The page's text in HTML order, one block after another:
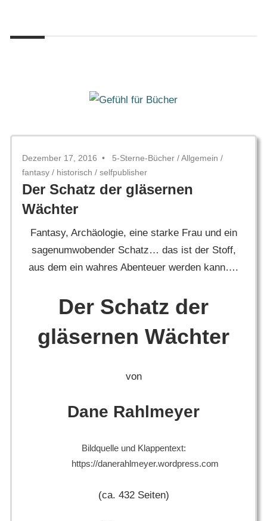
springen
Gefühl
für
Dezember 17, 2016 5-Sterne-Bücher /Allgemein /
fantasy / historisch / selfpublisher
Der Schatz der gläsernen
Wächter
Fantasy, Archäologie, eine starke Frau und ein
sagenumwobender Schatz… das ist der Stoff,
aus dem ein wahres Abenteuer werden kann….
Der Schatz der
gläsernen Wächter
von
Dane Rahlmeyer
Bildquelle und Klappentext:
https://danerahlmeyer.wordpress.com
(ca. 432 Seiten)